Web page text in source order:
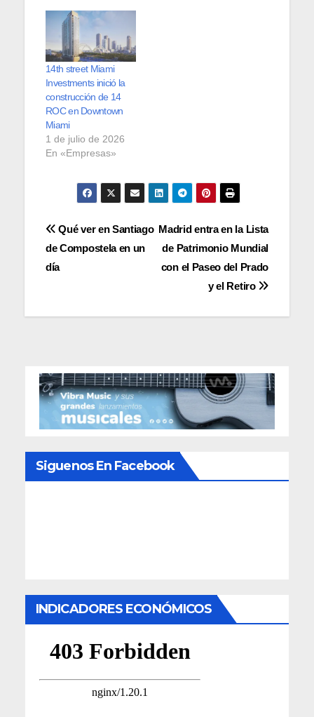
14th street Miami
Investments inició la
construcción de 14
ROC en Downtown
Miami
1 de julio de 2026
En «Empresas»
Navegación
de
Madrid entra en la Lista
de Patrimonio Mundial
con el Paseo del Prado
y el Retiro
Qué ver en Santiago
de Compostela en un
día
Siguenos En Facebook
INDICADORES ECONÓMICOS